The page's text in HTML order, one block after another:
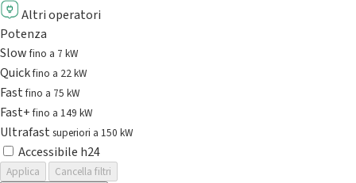
Altri operatori
Potenza
Slowfino a 7 kW
Quickfino a 22 kW
Fastfino a 75 kW
Fast+fino a 149 kW
Ultrafast superiori a 150 kW
Accessibile h24
Applica
Cancella filtri